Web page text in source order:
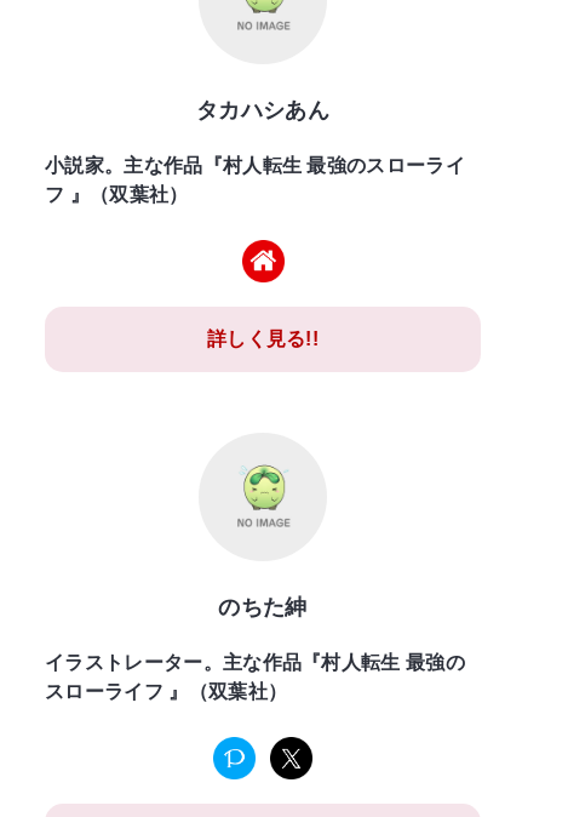
タカハシあん
小説家。主な作品『村人転生 最強のスローライ
フ 』（双葉社）
詳しく見る!!
のちた紳
イラストレーター。主な作品『村人転生 最強の
スローライフ 』（双葉社）